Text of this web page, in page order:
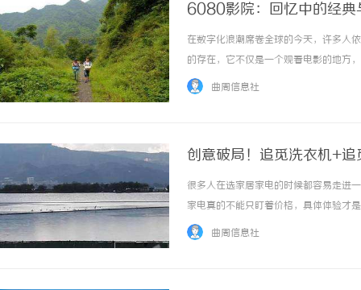
6080影院：回忆中的经典
在数字化浪潮席卷全球的今天，许多人
的存在，它不仅是一个观看电影的地方
浓厚的怀旧气息，吸引了众多影迷的关
曲周信息社
创意破局！追觅洗衣机+
很多人在选家居家电的时候都容易走进
家电真的不能只盯着价格，具体体验才
25分钟就能抚平衣物褶皱。例如电视
曲周信息社